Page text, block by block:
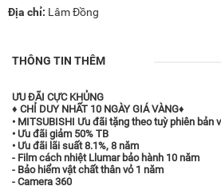
Địa chỉ: Lâm Đồng
THÔNG TIN THÊM
ƯU ĐÃI CỰC KHỦNG
♦ CHỈ DUY NHẤT 10 NGÀY GIÁ VÀNG♦
• MITSUBISHI Ưu đãi tặng theo tuỳ phiên bản
• Ưu đãi giảm 50% TB
• Ưu đãi lãi suất 8.1%, 8 năm
- Film cách nhiệt Llumar bảo hành 10 năm
- Bảo hiểm vật chất thân vỏ 1 năm
- Camera 360